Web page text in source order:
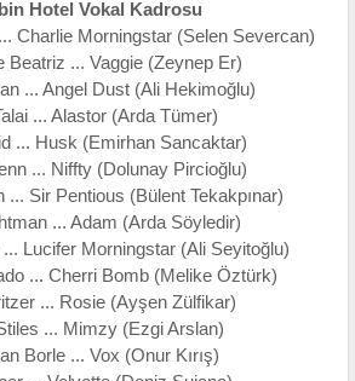
Hotel Vokal Kadrosu
Charlie Morningstar (Selen Severcan)
Beatriz ... Vaggie (Zeynep Er)
... Angel Dust (Ali Hekimoğlu)
... Alastor (Arda Tümer)
... Husk (Emirhan Sancaktar)
... Niffty (Dolunay Pircioğlu)
... Sir Pentious (Bülent Tekakpınar)
... Adam (Arda Söyledir)
Lucifer Morningstar (Ali Seyitoğlu)
... Cherri Bomb (Melike Öztürk)
... Rosie (Ayşen Zülfikar)
... Mimzy (Ezgi Arslan)
Borle ... Vox (Onur Kırış)